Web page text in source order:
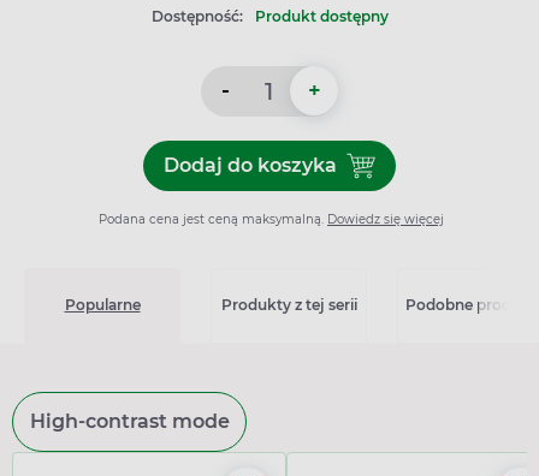
Dostępność: Produkt dostępny
- +
Dodaj do koszykaDodaj do koszyka
Podana cena jest ceną maksymalną. Dowiedz się więcej
Popularne Produkty z tej serii Podobne
High-contrast mode